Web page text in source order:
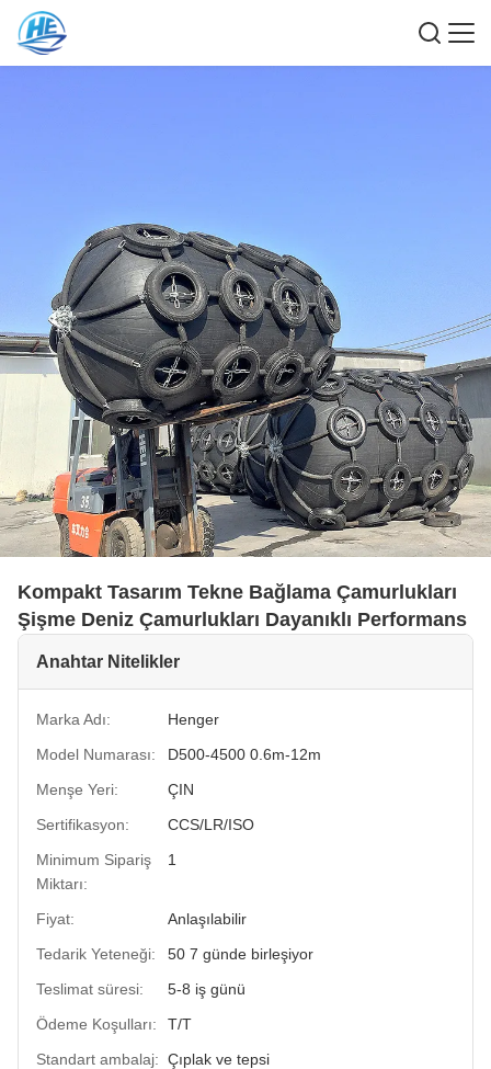
Kompakt Tasarım Tekne Bağlama Çamurlukları
Şişme Deniz Çamurlukları Dayanıklı Performans
Anahtar Nitelikler
Marka Adı:
Henger
Model Numarası:
D500-4500 0.6m-12m
Menşe Yeri:
ÇIN
Sertifikasyon:
CCS/LR/ISO
Minimum Sipariş
Miktarı:
1
Fiyat:
Anlaşılabilir
Tedarik Yeteneği:
50 7 günde birleşiyor
Teslimat süresi:
5-8 iş günü
Ödeme Koşulları:
T/T
Standart ambalaj: Çıplak ve tepsi